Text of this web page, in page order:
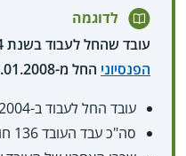
לדוגמה
עובד שהחל לעבוד בשנת 2004, והמעסיק מפריש ל
הפנסיוני החל מ-01.01.2008
עובד החל לעבוד ב-01.01.2004 ופוטר ב-01.05.2015.
סה"כ עבד העובד 136 חודשים (11 שנים ו-4 חודשים).